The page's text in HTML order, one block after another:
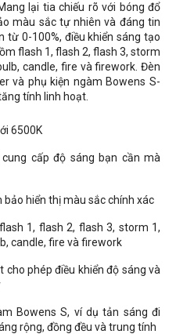
lại tia chiếu rõ với bóng đổ
màu sắc tự nhiên và đáng tin
từ 0-100%, điều khiển sáng tạo
flash 1, flash 2, flash 3, storm
candle, fire và firework . Đèn
và phụ kiện ngàm Bowens S-
tính linh hoạt.
6500K
cấp độ sáng bạn cần mà
bảo hiển thị màu sắc chính xác
1, flash 2, flash 3, storm 1,
candle, fire và firework
phép điều khiển độ sáng và
Bowens S, ví dụ tản sáng đi
rộng, đồng đều và trung tính